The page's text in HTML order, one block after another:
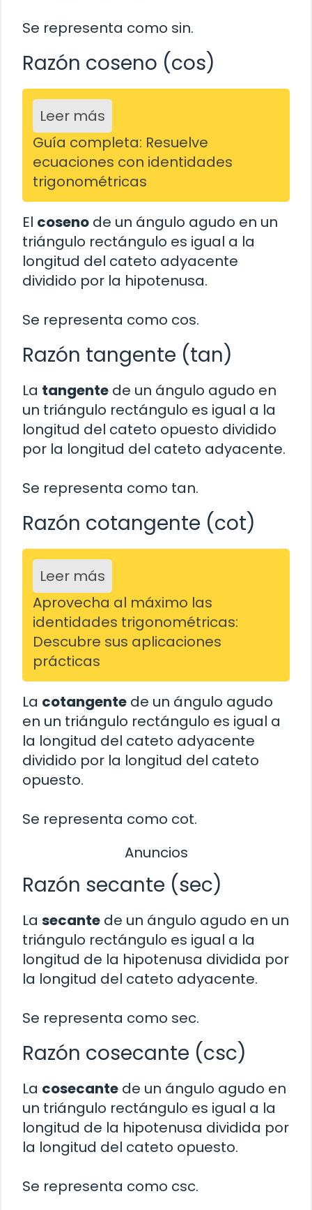
Se representa como sin.
Razón coseno (cos)
Leer más
Guía completa: Resuelve
ecuaciones con identidades
trigonométricas
El coseno de un ángulo agudo en un
triángulo rectángulo es igual a la
longitud del cateto adyacente
dividido por la hipotenusa.
Se representa como cos.
Razón tangente (tan)
La tangente de un ángulo agudo en
un triángulo rectángulo es igual a la
longitud del cateto opuesto dividido
por la longitud del cateto adyacente.
Se representa como tan.
Razón cotangente (cot)
Leer más
Aprovecha al máximo las
identidades trigonométricas:
Descubre sus aplicaciones
prácticas
La cotangente de un ángulo agudo
en un triángulo rectángulo es igual a
la longitud del cateto adyacente
dividido por la longitud del cateto
opuesto.
Se representa como cot.
Anuncios
Razón secante (sec)
La secante de un ángulo agudo en un
triángulo rectángulo es igual a la
longitud de la hipotenusa dividida por
la longitud del cateto adyacente.
Se representa como sec.
Razón cosecante (csc)
La cosecante de un ángulo agudo en
un triángulo rectángulo es igual a la
longitud de la hipotenusa dividida por
la longitud del cateto opuesto.
Se representa como csc.